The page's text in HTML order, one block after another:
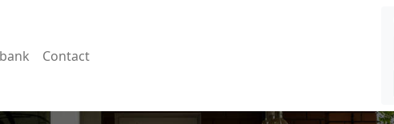
Contact